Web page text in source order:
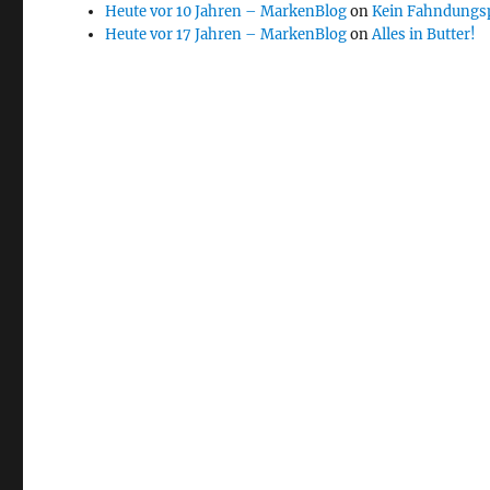
Heute vor 10 Jahren – MarkenBlogonKein
Heute vor 17 Jahren – MarkenBlogonAlles in Butter!